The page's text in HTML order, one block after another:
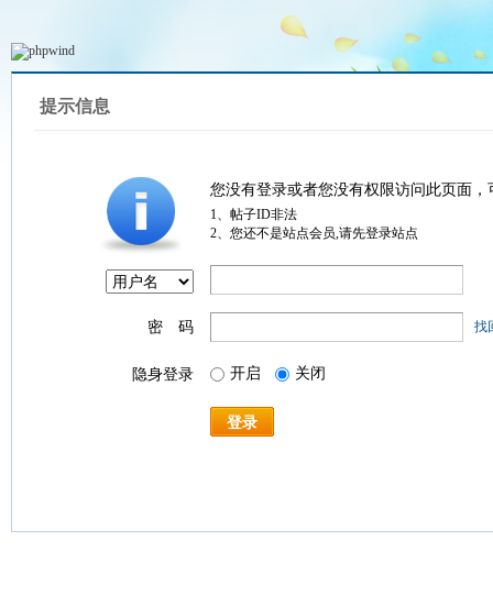
提示信息
您没有登录或者您没有权限访问此页面
1、帖子ID非法
2、您还不是站点会员,请先登录站点
密 码 找
隐身登录 开启 关闭
登录